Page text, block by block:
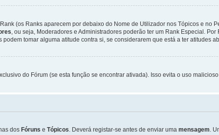
(os Ranks aparecem por debaixo do Nome de Utilizador nos Tópicos e no
, ou seja, Moderadores e Administradores poderão ter um Rank Especial.
tomar alguma atitude contra si, se considerarem que está a ter atitudes
do Fórum (se esta função se encontrar ativada). Isso evita o uso
dos Fóruns e Tópicos. Deverá registar-se antes de enviar uma mensagem.